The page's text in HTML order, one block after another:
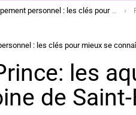
personnel : les clés pour mieux se connaître
: les clés pour mieux se
les
de